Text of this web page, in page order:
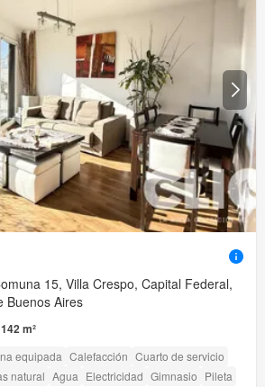
15, Villa Crespo, Capital Federal,
Buenos Aires
142 m²
equipada Calefacción Cuarto de servicio
natural Agua Electricidad Gimnasio Pileta